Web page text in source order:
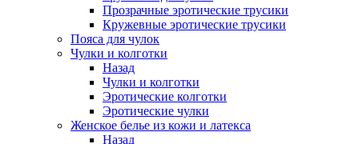
Прозрачные эротические трусики
Кружевные эротические трусики
Пояса для чулок
Чулки и колготки
Назад
Чулки и колготки
Эротические колготки
Эротические чулки
Женское белье из кожи и латекса
Назад